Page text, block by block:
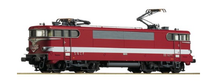
MAQUETTES▼
RADIO COMMANDE▼
PEINTURE MATIERE PREMIERE▼